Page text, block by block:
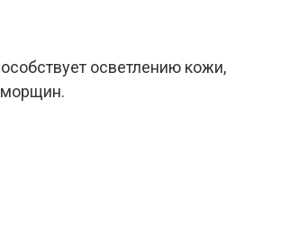
осветлению кожи,
морщин.